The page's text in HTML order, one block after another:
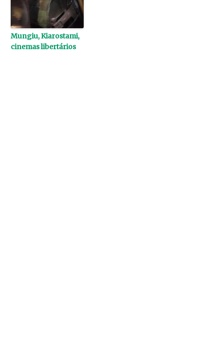
Mungiu, Kiarostami,
cinemas libertários